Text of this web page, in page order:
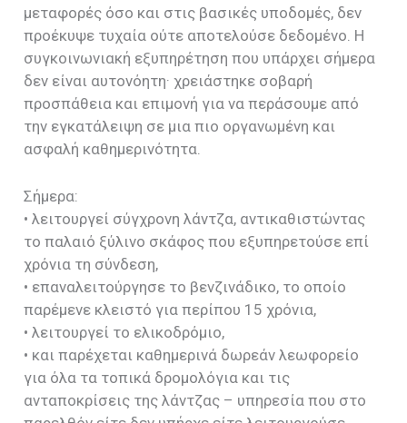
μεταφορές όσο και στις βασικές υποδομές, δεν
προέκυψε τυχαία ούτε αποτελούσε δεδομένο. Η
συγκοινωνιακή εξυπηρέτηση που υπάρχει σήμερα
δεν είναι αυτονόητη· χρειάστηκε σοβαρή
προσπάθεια και επιμονή για να περάσουμε από
την εγκατάλειψη σε μια πιο οργανωμένη και
ασφαλή καθημερινότητα.
Σήμερα:
• λειτουργεί σύγχρονη λάντζα, αντικαθιστώντας
το παλαιό ξύλινο σκάφος που εξυπηρετούσε επί
χρόνια τη σύνδεση,
• επαναλειτούργησε το βενζινάδικο, το οποίο
παρέμενε κλειστό για περίπου 15 χρόνια,
• λειτουργεί το ελικοδρόμιο,
• και παρέχεται καθημερινά δωρεάν λεωφορείο
για όλα τα τοπικά δρομολόγια και τις
ανταποκρίσεις της λάντζας – υπηρεσία που στο